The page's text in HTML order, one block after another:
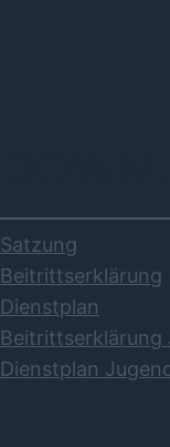
Satzung
Beitrittserklärung
Dienstplan
Beitrittserklärung
Dienstplan